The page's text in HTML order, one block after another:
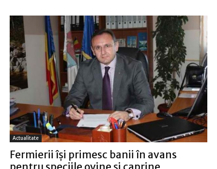
Actualitate
Fermierii îşi primesc banii în avans